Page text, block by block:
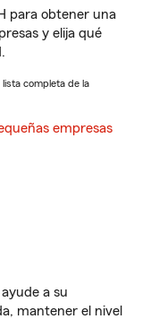
para obtener una
y elija qué
completa de la
empresas
a su
mantener el nivel